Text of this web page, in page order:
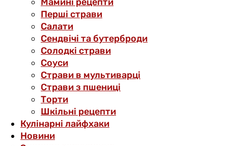
Перші страви
Салати
Сендвічі та бутерброди
Солодкі страви
Соуси
Страви в мультиварці
Страви з пшениці
Торти
Шкільні рецепти
Кулінарні лайфхаки
Новини